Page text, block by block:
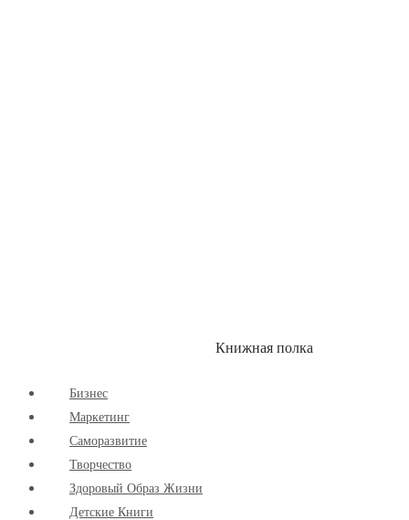
Книжная полка
Бизнес
Маркетинг
Cаморазвитие
Творчество
Здоровый Образ Жизни
Детские Книги